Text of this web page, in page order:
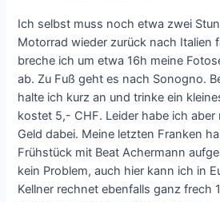
Ich selbst muss noch etwa zwei
Motorrad wieder zurück nach Italien
breche ich um etwa 16h meine
ab. Zu Fuß geht es nach Sonogno.
halte ich kurz an und trinke ein
kostet 5,- CHF. Leider habe ich
Geld dabei. Meine letzten Franken
Frühstück mit Beat Achermann
kein Problem, auch hier kann ich in
Kellner rechnet ebenfalls ganz frech